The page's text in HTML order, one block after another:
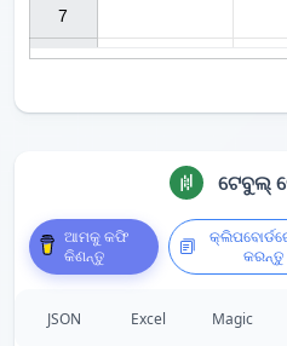
7
ଟେବୁଲ୍
ଆମକୁ କଫି
କିଣନ୍ତୁ
କରନ୍ତୁ
JSON Excel Magic